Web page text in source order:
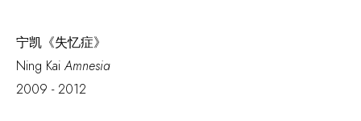
宁凯《失忆症》
Ning Kai Amnesia
2009 - 2012